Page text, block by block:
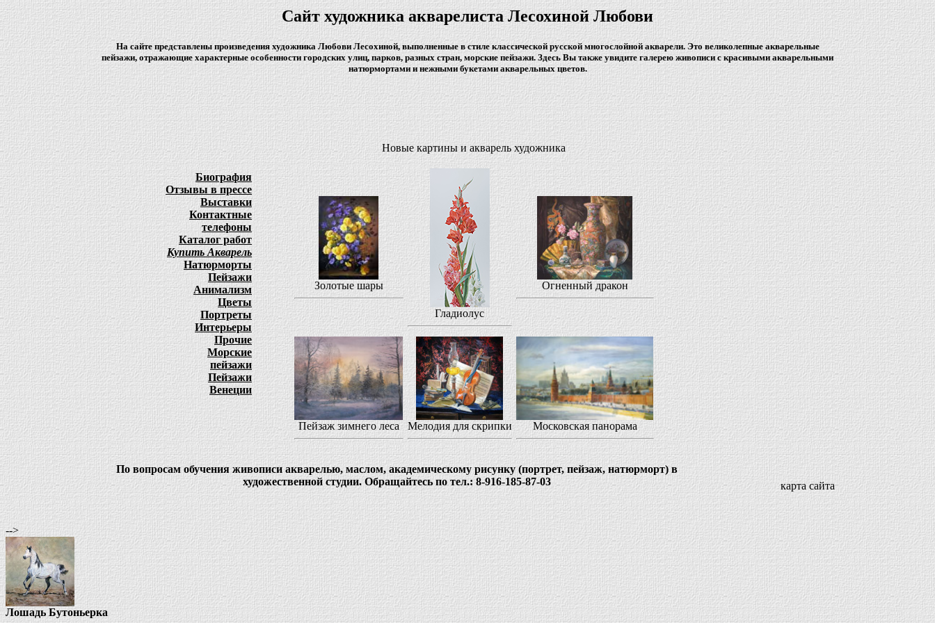
Сайт художника акварелиста Лесохиной Любови
На сайте представлены произведения художника Любови Лесохиной, выполненные в стиле классической русской многослойной акварели. Это великолепные акварельные
пейзажи, отражающие характерные особенности городских улиц, парков, разных стран, морские пейзажи. Здесь Вы также увидите галерею живописи с красивыми акварельными
натюрмортами и нежными букетами акварельных цветов.
Биография
Отзывы в прессе
Выставки
Контактные
телефоны
Каталог работ
Купить Акварель
Натюрморты
Пейзажи
Анимализм
Цветы
Портреты
Интерьеры
Прочие
Морские
пейзажи
Пейзажи
Венеции
Новые картины и акварель художника
Золотые шары
Гладиолус
Огненный дракон
Пейзаж зимнего леса Мелодия для скрипки Московская панорама
По вопросам обучения живописи акварелью, маслом, академическому рисунку (портрет, пейзаж, натюрморт) в
художественной студии. Обращайтесь по тел.: 8-916-185-87-03
карта сайта
-->
Лошадь Бутоньерка